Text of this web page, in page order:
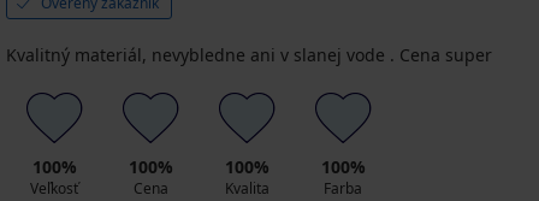
Kvalitný materiál, nevybledne ani v slanej vode . Cena super
100%
Veľkosť
100%
Cena
100%
Kvalita
100%
Farba